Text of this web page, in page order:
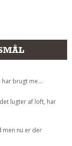
brugt me...
lugter af loft, har
men nu er der